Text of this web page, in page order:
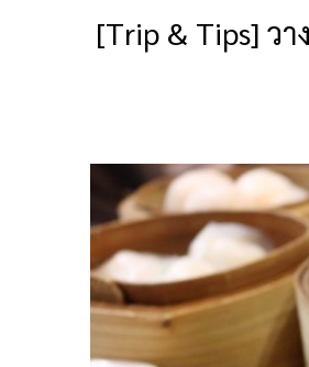
[Trip & Tips] วา